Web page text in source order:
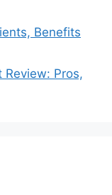
Benefits
Review: Pros,